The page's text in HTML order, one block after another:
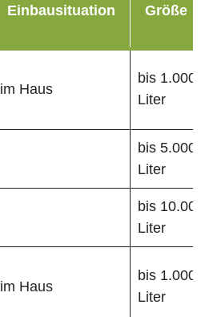
Einbausituation Größe
im Haus
bis 1.000
Liter
bis 5.000
Liter
bis 10.000
Liter
im Haus
bis 1.000
Liter